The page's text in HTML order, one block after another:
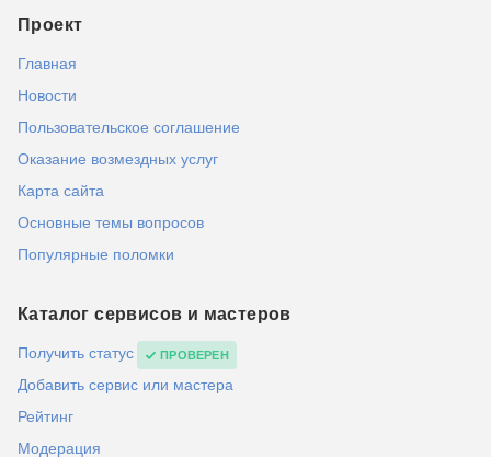
Проект
Главная
Новости
Пользовательское соглашение
Оказание возмездных услуг
Карта сайта
Основные темы вопросов
Популярные поломки
Каталог сервисов и мастеров
Получить статус ПРОВЕРЕН
Добавить сервис или мастера
Рейтинг
Модерация